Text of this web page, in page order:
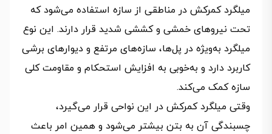
میلگرد کمرکش در مناطقی از سازه استفاده می‌شود که
تحت نیروهای خمشی و کششی شدید قرار دارند. این نوع
میلگرد به‌ویژه در پل‌ها، سازه‌های مرتفع و دیوارهای برشی
کاربرد دارد و به‌خوبی به افزایش استحکام و مقاومت کلی
سازه کمک می‌کند.
وقتی میلگرد کمرکش در این نواحی قرار می‌گیرد،
چسبندگی آن به بتن بیشتر می‌شود و همین امر باعث